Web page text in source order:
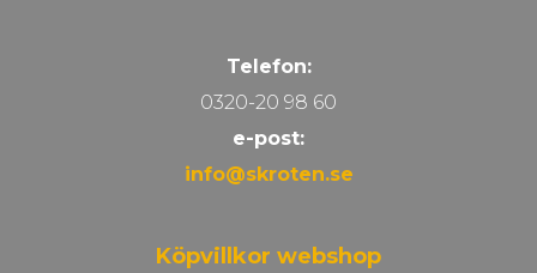
Telefon:
0320-20 98 60
e-post:
info@skroten.se
Köpvillkor webshop